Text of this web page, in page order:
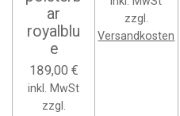
ar
royalblu
e
189,00 €
inkl. MwSt
zzgl.
zzgl.
Versandkosten